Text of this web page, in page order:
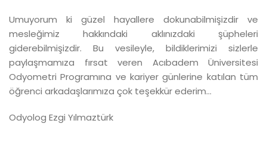
Umuyorum ki güzel hayallere dokunabilmişizdir ve
mesleğimiz hakkındaki aklınızdaki şüpheleri
giderebilmişizdir. Bu vesileyle, bildiklerimizi sizlerle
paylaşmamıza fırsat veren Acıbadem Üniversitesi
Odyometri Programına ve kariyer günlerine katılan tüm
öğrenci arkadaşlarımıza çok teşekkür ederim...
Odyolog Ezgi Yılmaztürk